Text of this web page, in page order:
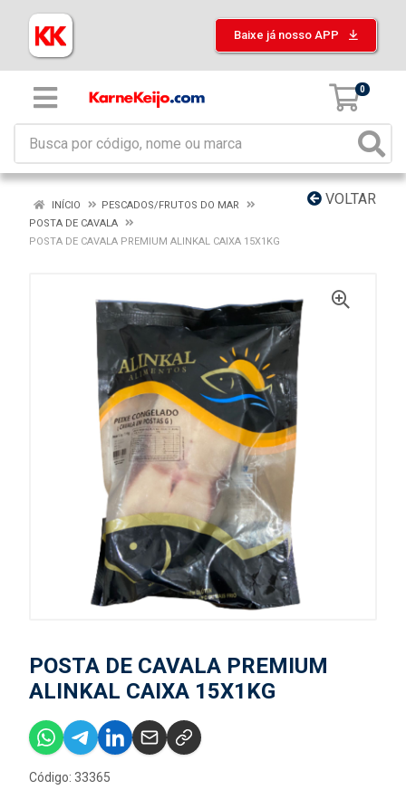
Baixe já nosso APP
0
VOLTAR
INÍCIO
PESCADOS/FRUTOS DO MAR
POSTA DE CAVALA
POSTA DE CAVALA PREMIUM ALINKAL CAIXA 15X1KG
POSTA DE CAVALA PREMIUM
ALINKAL CAIXA 15X1KG
Código: 33365